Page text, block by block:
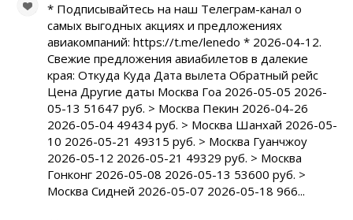
* Подписывайтесь на наш Телеграм-канал о
самых выгодных акциях и предложениях
авиакомпаний: https://t.me/lenedo * 2026-04-12.
Свежие предложения авиабилетов в далекие
края: Откуда Куда Дата вылета Обратный рейс
Цена Другие даты Москва Гоа 2026-05-05 2026-
05-13 51647 руб. > Москва Пекин 2026-04-26
2026-05-04 49434 руб. > Москва Шанхай 2026-05-
10 2026-05-21 49315 руб. > Москва Гуанчжоу
2026-05-12 2026-05-21 49329 руб. > Москва
Гонконг 2026-05-08 2026-05-13 53600 руб. >
Москва Сидней 2026-05-07 2026-05-18 966...